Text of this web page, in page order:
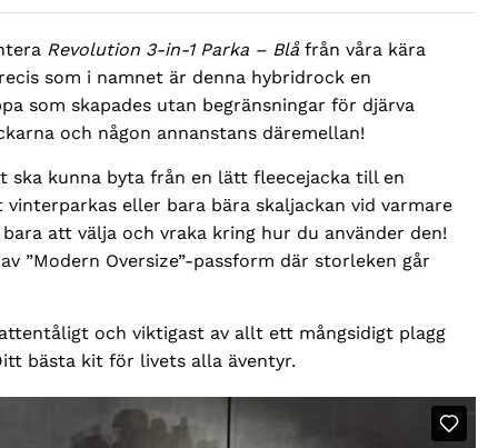
Revolution 3-in-1 Parka – Blåfrån våra kära
som i namnet är denna hybridrock en
som skapades utan begränsningar för djärva
och någon annanstans däremellan!
ska kunna byta från en lätt fleecejacka till en
eller bara bära skaljackan vid varmare
att välja och vraka kring hur du använder den!
”Modern Oversize”-passform där storleken går
och viktigast av allt ett mångsidigt plagg
bästa kit för livets alla äventyr.